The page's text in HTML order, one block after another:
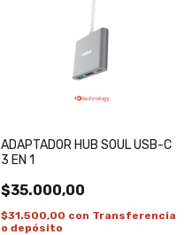
ADAPTADOR HUB SOUL USB-C
3 EN 1
$35.000,00
$31.500,00 con Transferencia
o depósito